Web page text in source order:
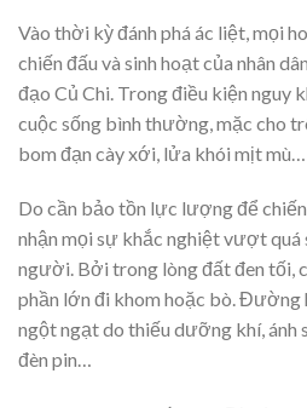
Vào thời kỳ đánh phá ác liệt, mọi
chiến đấu và sinh hoạt của nhân
đạo Củ Chi. Trong điều kiện nguy
cuộc sống bình thường, mặc cho
bom đạn cày xới, lửa khói mịt mù…
Do cần bảo tồn lực lượng để
nhận mọi sự khắc nghiệt vượt quá
người. Bởi trong lòng đất đen tối,
phần lớn đi khom hoặc bò.
ngột ngạt do thiếu dưỡng khí, ánh
đèn pin…